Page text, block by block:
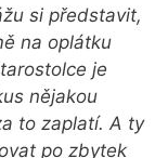
si představit,
na oplátku
je
nějakou
to zaplatí. A ty
po zbytek